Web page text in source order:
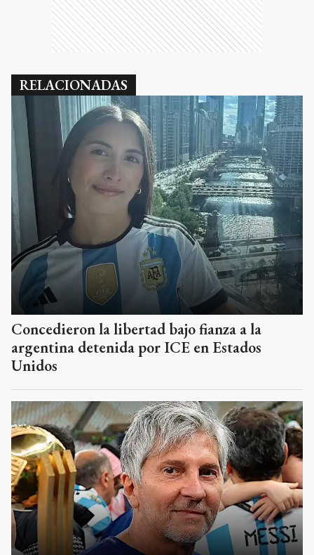
RELACIONADAS
Concedieron la libertad bajo fianza a la
argentina detenida por ICE en Estados
Unidos